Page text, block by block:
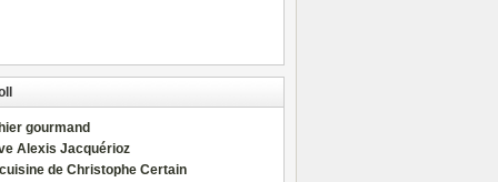
gourmand
Alexis Jacquérioz
de Christophe Certain